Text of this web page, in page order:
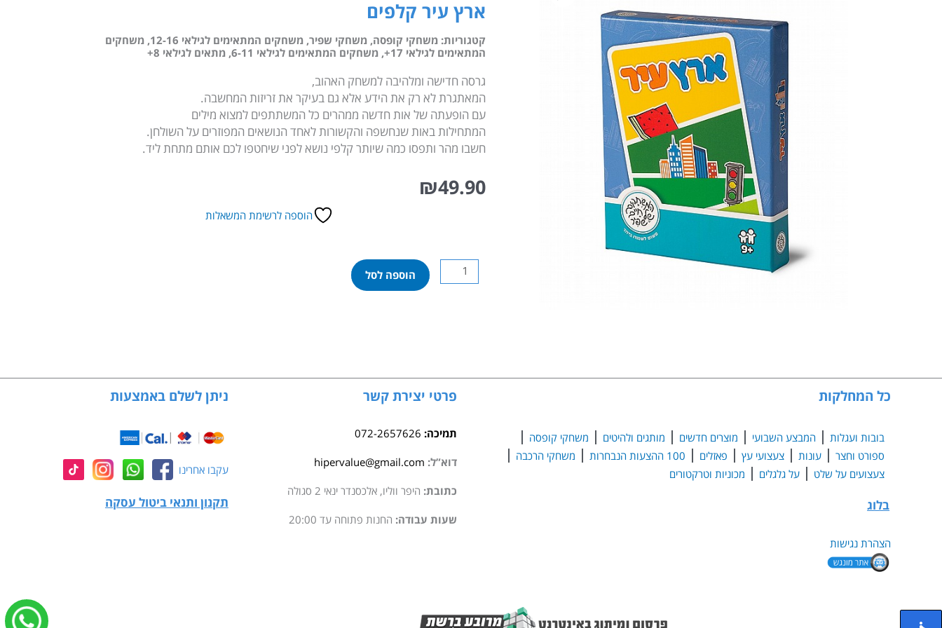
ארץ עיר קלפים
קטגוריות:משחקי קופסה,משחקי שפיר,משחקים המתאימים לגילאי 12-16 ,משחקים
המתאימים לגילאי 17+
,משחקים המתאימים לגילאי 6-11 ,מתאים לגילאי 8+
גרסה חדישה ומלהיבה למשחק האהוב,
המאתגרת לא רק את הידע אלא גם בעיקר את זריזות המחשבה.
עם הופעתה של אות חדשה ממהרים כל המשתתפים למצוא מילים
המתחילות באות שנחשפה והקשורות לאחד הנושאים המפוזרים על השולחן.
חשבו מהר ותפסו כמה שיותר קלפי נושא לפני שיחטפו לכם אותם מתחת ליד.
₪49.90
הוספה לרשימת המשאלות
כמות
של
הוספה לסל
כל המחלקות
בובות ועגלות המבצע השבועי מוצרים חדשים מותגים ולהיטים
משחקי קופסה
ספורט וחצר
עונות צעצועי עץ פאזלים 100 ההצעות הנבחרות
משחקי הרכבה
צעצועים על שלט
על גלגלים מכוניות וטרקטורים
בלוג
הצהרת נגישות
פרטי יצירת קשר
תמיכה: 072-2657626
דוא”ל: hipervalue@gmail.com
כתובת: היפר ווליו, אלכסנדר ינאי 2 סגולה
שעות עבודה: החנות פתוחה עד 20:00
ניתן לשלם באמצעות
עקבו אחרינו
תקנון ותנאי ביטול עסקה